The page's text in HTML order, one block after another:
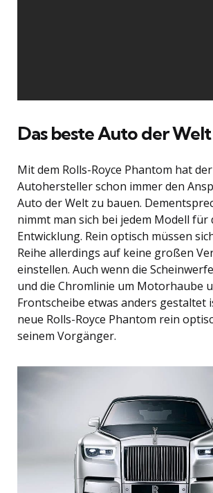
Das beste Auto der Welt
Mit dem Rolls-Royce Phantom hat
Autohersteller schon immer den
Auto der Welt zu bauen.
nimmt man sich bei jedem Modell für
Entwicklung. Rein optisch müssen
Reihe allerdings auf keine großen
einstellen. Auch wenn die
und die Chromlinie um Motorhaube
Frontscheibe etwas anders gestaltet
neue Rolls-Royce Phantom rein
seinem Vorgänger.